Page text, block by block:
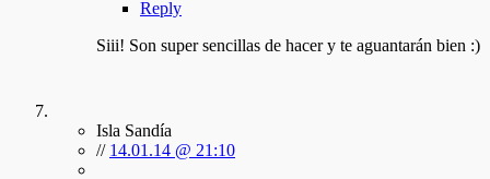
Reply
Siii! Son super sencillas de hacer y te aguantarán bien :)
Isla Sandía
// 14.01.14 @ 21:10